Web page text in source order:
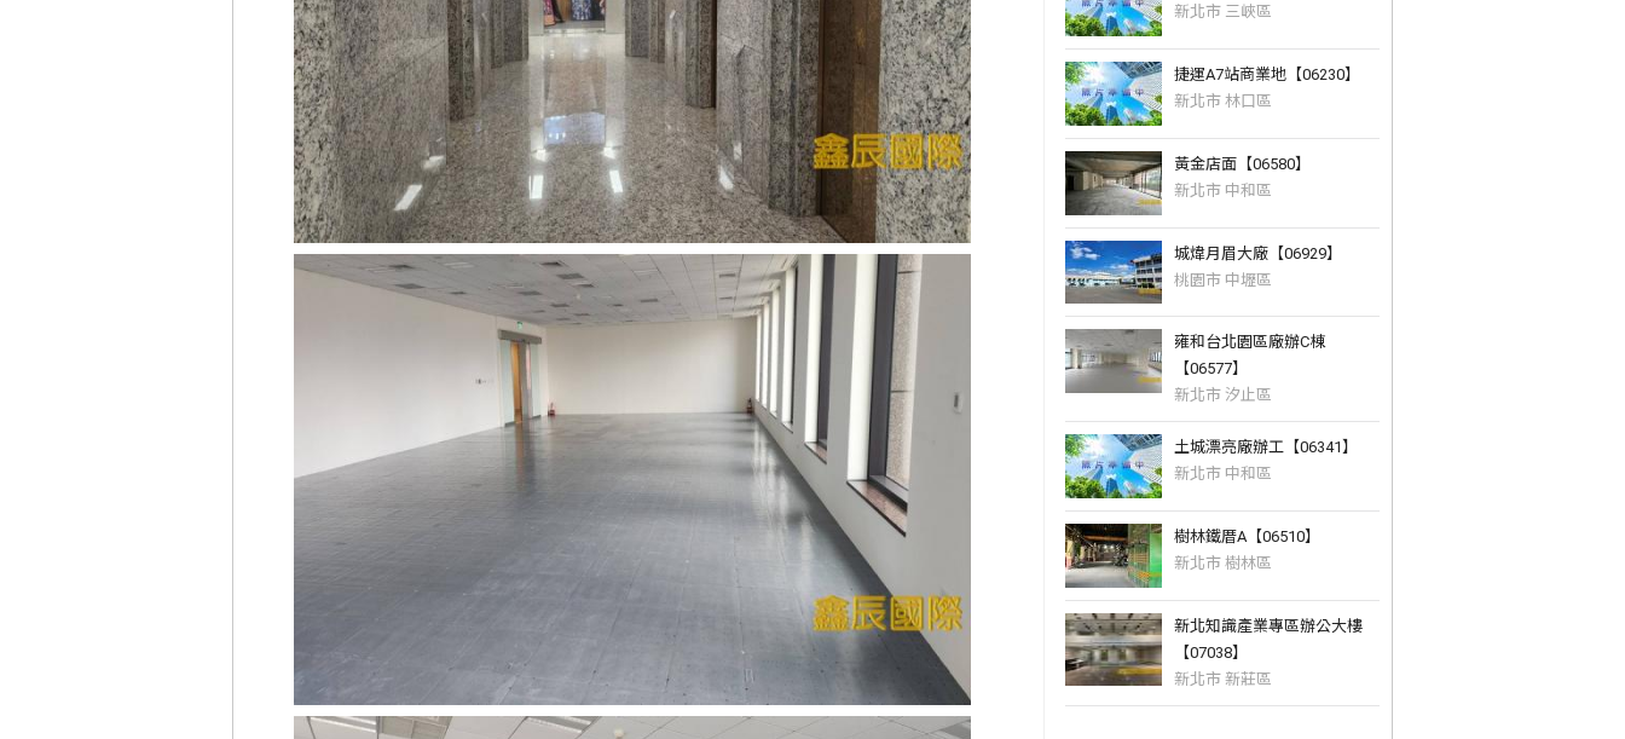
新北市 三峽區
捷運A7站商業地【06230】
新北市 林口區
黃金店面【06580】
新北市 中和區
城煒月眉大廠【06929】
桃園市 中壢區
雍和台北園區廠辦C棟
【06577】
新北市 汐止區
土城漂亮廠辦工【06341】
新北市 中和區
樹林鐵厝A【06510】
新北市 樹林區
新北知識產業專區辦公大樓
【07038】
新北市 新莊區